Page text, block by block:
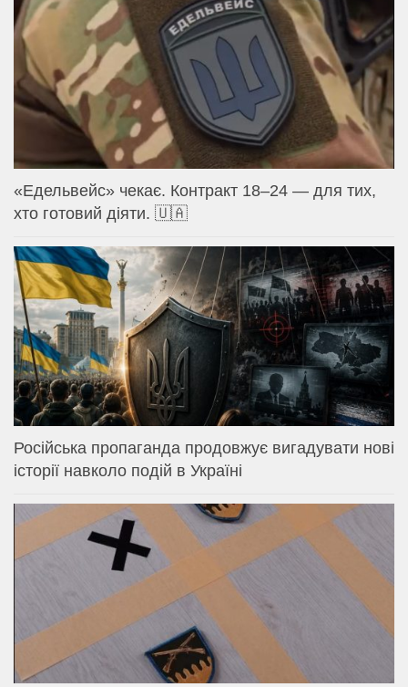
«Едельвейс» чекає. Контракт 18–24 — для тих,
хто готовий діяти. 🇺🇦
Російська пропаганда продовжує вигадувати нові
історії навколо подій в Україні